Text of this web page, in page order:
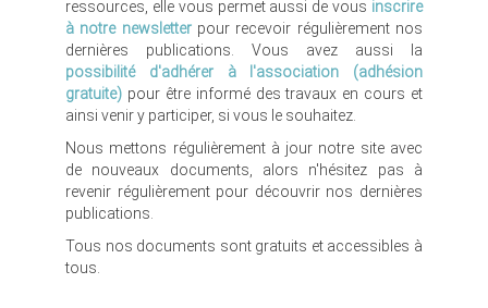
ressources, elle vous permet aussi de vous inscrire
à notre newsletterpour recevoir régulièrement nos
dernières publications. Vous avez aussi la
possibilité d'adhérer à l'association (adhésion
gratuite) pour être informé des travaux en cours et
ainsi venir y participer, si vous le souhaitez.
Nous mettons régulièrement à jour notre site avec
de nouveaux documents, alors n'hésitez pas à
revenir régulièrement pour découvrir nos dernières
publications.
Tous nos documents sont gratuits et accessibles à
tous.